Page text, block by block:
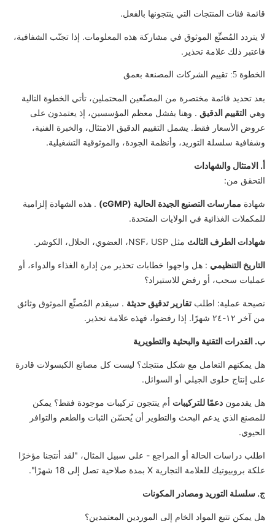
قائمة فئات المنتجات التي ينتجونها بالفعل.
لا يتردد المُصنِّع الموثوق في مشاركة هذه المعلومات. إذا تجنّب الشفافية،
فاعتبر ذلك علامة تحذير.
الخطوة 5: تقييم الشركات المصنعة بعمق
بعد تحديد قائمة مختصرة من المصنّعين المحتملين، تأتي الخطوة التالية
وهي التقييم الدقيق . وهنا يفشل معظم المؤسسين، إذ يعتمدون على
عروض الأسعار فقط. يشمل التقييم الدقيق الامتثال، والخبرة الفنية،
وشفافية سلسلة التوريد، وأنظمة الجودة، والموثوقية التشغيلية.
أ. الامتثال والشهادات
التحقق من:
شهادة ممارسات التصنيع الجيدة الحالية (cGMP)
. هذه الشهادة إلزامية
للمكملات الغذائية في الولايات المتحدة.
شهادات الطرف الثالث مثل NSF، USP، العضوي، الحلال، الكوشر.
التاريخ التنظيمي : هل واجهوا خطابات تحذير من إدارة الغذاء والدواء، أو
عمليات سحب، أو رفض للاستيراد؟
نصيحة عملية: اطلب تقارير تدقيق حديثة . سيقدم المُصنِّع الموثوق وثائق
من آخر ١٢-٢٤ شهرًا. إذا رفضوا، فهذه علامة تحذير.
ب. القدرات التقنية والبحثية والتطويرية
هل يمكنهم التعامل مع شكل منتجك؟ ليست كل مصانع الكبسولات قادرة
على إنتاج حلوى الجيلي أو السوائل.
هل يقدمون دعمًا للتركيبات أم ينتجون تركيبات موجودة فقط؟ يمكن
للمصنع الذي يدعم البحث والتطوير أن يُحسّن الثبات والطعم والتوافر
الحيوي.
اطلب دراسات الحالة أو المراجع - على سبيل المثال، "لقد أنتجنا مؤخرًا
علكة بروبيوتيك للعلامة التجارية X بمدة صلاحية تصل إلى 18 شهرًا".
ج. سلسلة التوريد ومصادر المكونات
هل يمكن تتبع المواد الخام إلى الموردين المعتمدين؟